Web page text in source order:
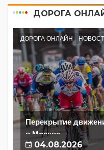
ДОРОГА
ДОРОГА ОНЛАЙН
Перекрытие
в Москве
04.08.2026